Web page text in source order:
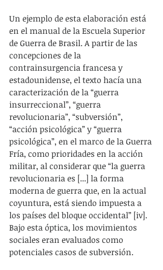
Un ejemplo de esta elaboración está
en el manual de la Escuela Superior
de Guerra de Brasil. A partir de las
concepciones de la
contrainsurgencia francesa y
estadounidense, el texto hacía una
caracterización de la “guerra
insurreccional”, “guerra
revolucionaria”, “subversión”,
“acción psicológica” y “guerra
psicológica”, en el marco de la Guerra
Fría, como prioridades en la acción
militar, al considerar que “la guerra
revolucionaria es [...] la forma
moderna de guerra que, en la actual
coyuntura, está siendo impuesta a
los países del bloque occidental” [iv].
Bajo esta óptica, los movimientos
sociales eran evaluados como
potenciales casos de subversión.